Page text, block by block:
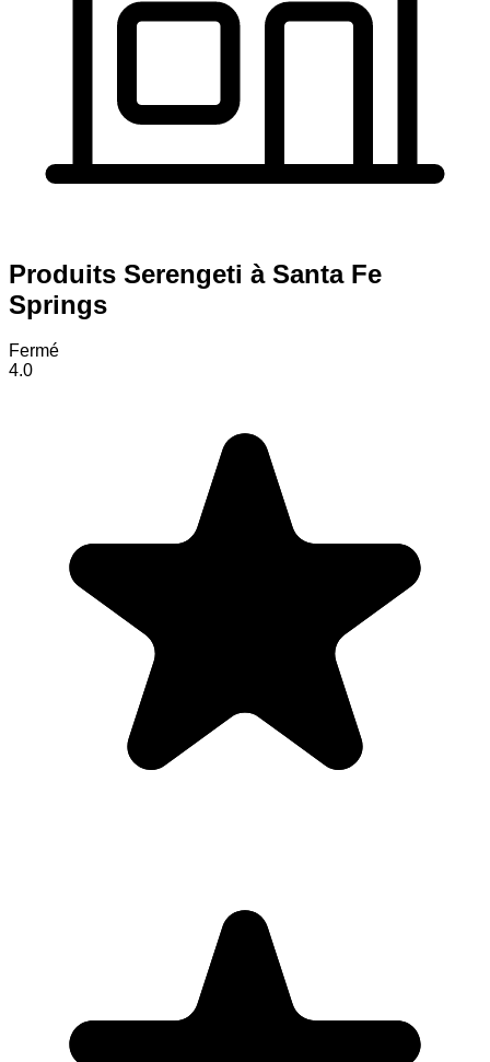
Produits Serengeti à Santa Fe
Springs
Fermé
4.0